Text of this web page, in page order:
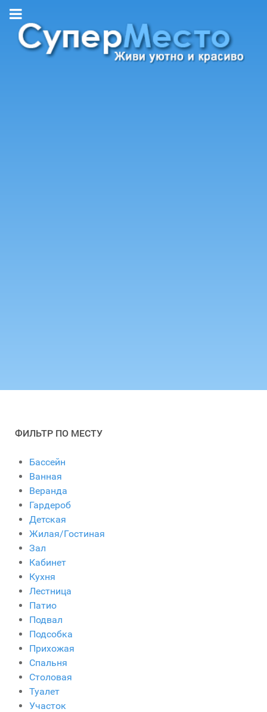
ФИЛЬТР ПО МЕСТУ
Бассейн
Ванная
Веранда
Гардероб
Детская
Жилая/Гостиная
Зал
Кабинет
Кухня
Лестница
Патио
Подвал
Подсобка
Прихожая
Спальня
Столовая
Туалет
Участок